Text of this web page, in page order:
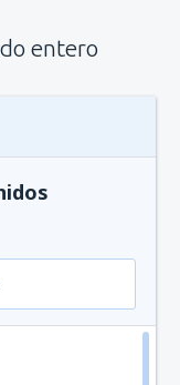
entero